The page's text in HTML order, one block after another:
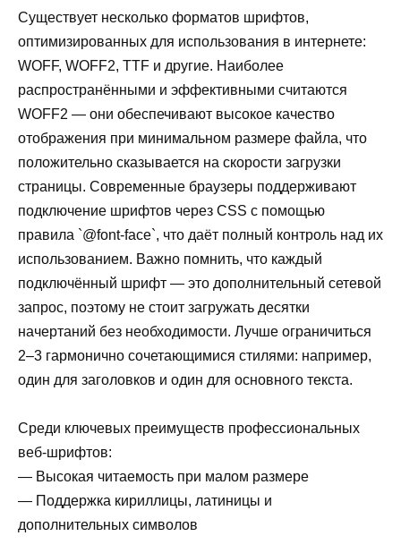
Существует несколько форматов шрифтов,
оптимизированных для использования в интернете:
WOFF, WOFF2, TTF и другие. Наиболее
распространёнными и эффективными считаются
WOFF2 — они обеспечивают высокое качество
отображения при минимальном размере файла, что
положительно сказывается на скорости загрузки
страницы. Современные браузеры поддерживают
подключение шрифтов через CSS с помощью
правила `@font-face`, что даёт полный контроль над их
использованием. Важно помнить, что каждый
подключённый шрифт — это дополнительный сетевой
запрос, поэтому не стоит загружать десятки
начертаний без необходимости. Лучше ограничиться
2–3 гармонично сочетающимися стилями: например,
один для заголовков и один для основного текста.
Среди ключевых преимуществ профессиональных
веб-шрифтов:
— Высокая читаемость при малом размере
— Поддержка кириллицы, латиницы и
дополнительных символов